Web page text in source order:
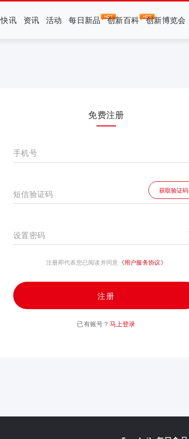
快讯 资讯 活动 每日新品 创新百科 创新博览会
免费注册
手机号
短信验证码 获取验证码
设置密码
注册即代表您已阅读并同意 《用户服务协议》
注册
已有账号？ 马上登录